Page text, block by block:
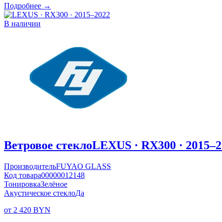
Подробнее →
В наличии
Ветровое стеклоLEXUS · RX300 ·
ПроизводительFUYAO GLASS
Код товара00000012148
ТонировкаЗелёное
Акустическое стеклоДа
от 2 420 BYN